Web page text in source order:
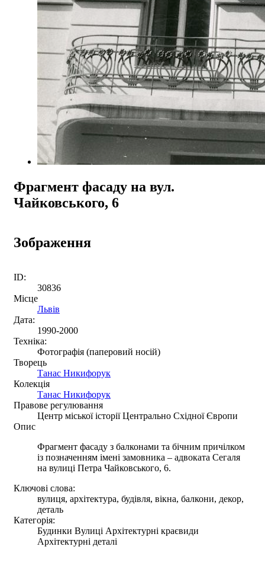
Фрагмент фасаду на вул.
Чайковського, 6
Зображення
ID:
30836
Місце
Львів
Дата:
1990-2000
Техніка:
Фотографія (паперовий носій)
Творець
Танас Никифорук
Колекція
Танас Никифорук
Правове регулювання
Центр міської історії Центрально Східної Європи
Опис
Фрагмент фасаду з балконами та бічним причілком
із позначенням імені замовника – адвоката Сегаля
на вулиці Петра Чайковського, 6.
Ключові слова:
вулиця, архітектура, будівля, вікна, балкони, декор,
деталь
Категорія:
Будинки Вулиці Архітектурні краєвиди
Архітектурні деталі